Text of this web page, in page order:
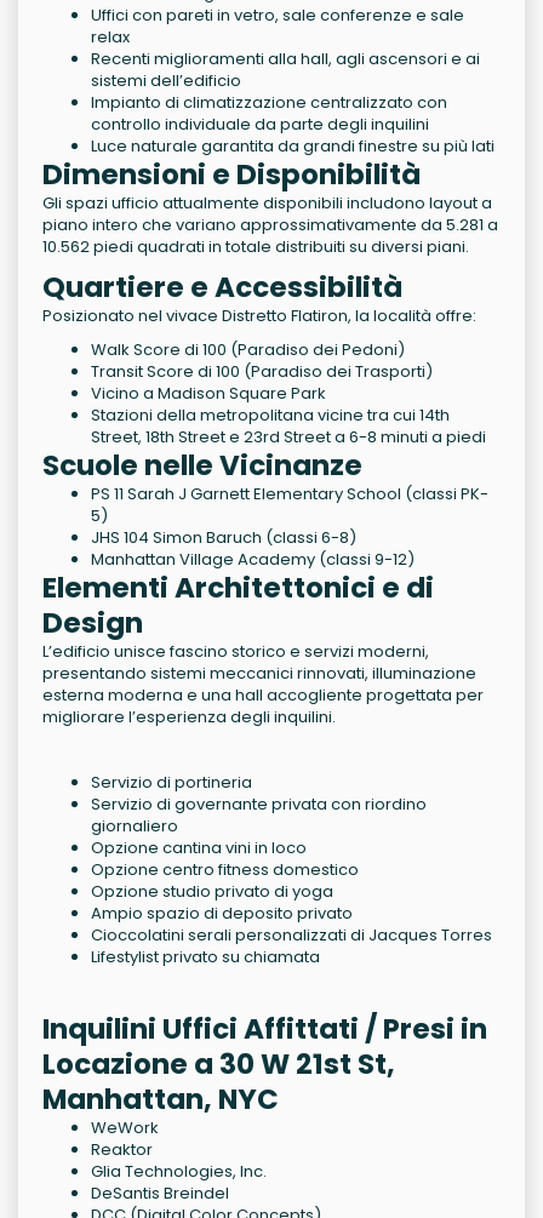
Uffici con pareti in vetro, sale conferenze e sale
relax
Recenti miglioramenti alla hall, agli ascensori e ai
sistemi dell’edificio
Impianto di climatizzazione centralizzato con
controllo individuale da parte degli inquilini
Luce naturale garantita da grandi finestre su più lati
Dimensioni e Disponibilità
Gli spazi ufficio attualmente disponibili includono layout a
piano intero che variano approssimativamente da 5.281 a
10.562 piedi quadrati in totale distribuiti su diversi piani.
Quartiere e Accessibilità
Posizionato nel vivace Distretto Flatiron, la località offre:
Walk Score di 100 (Paradiso dei Pedoni)
Transit Score di 100 (Paradiso dei Trasporti)
Vicino a Madison Square Park
Stazioni della metropolitana vicine tra cui 14th
Street, 18th Street e 23rd Street a 6-8 minuti a piedi
Scuole nelle Vicinanze
PS 11 Sarah J Garnett Elementary School (classi PK-
5)
JHS 104 Simon Baruch (classi 6-8)
Manhattan Village Academy (classi 9-12)
Elementi Architettonici e di
Design
L’edificio unisce fascino storico e servizi moderni,
presentando sistemi meccanici rinnovati, illuminazione
esterna moderna e una hall accogliente progettata per
migliorare l’esperienza degli inquilini.
Servizio di portineria
Servizio di governante privata con riordino
giornaliero
Opzione cantina vini in loco
Opzione centro fitness domestico
Opzione studio privato di yoga
Ampio spazio di deposito privato
Cioccolatini serali personalizzati di Jacques Torres
Lifestylist privato su chiamata
Inquilini Uffici Affittati / Presi in
Locazione a 30 W 21st St,
Manhattan, NYC
WeWork
Reaktor
Glia Technologies, Inc.
DeSantis Breindel